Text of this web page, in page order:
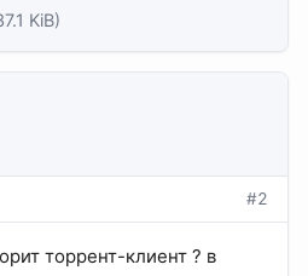
KiB)
#2
торрент-клиент ? в